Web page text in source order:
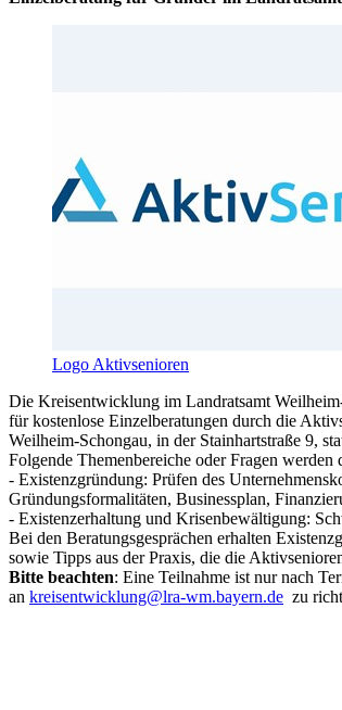
Logo Aktivsenioren
Die Kreisentwicklung im Landratsamt
für kostenlose Einzelberatungen durch die
Weilheim-Schongau, in der Stainhartstraße 9,
Folgende Themenbereiche oder Fragen werden
- Existenzgründung: Prüfen des
Gründungsformalitäten, Businessplan,
- Existenzerhaltung und Krisenbewältigung:
Bei den Beratungsgesprächen erhalten
sowie Tipps aus der Praxis, die die
Bitte beachten: Eine Teilnahme ist nur nach
an kreisentwicklung@lra-wm.bayern.de zu